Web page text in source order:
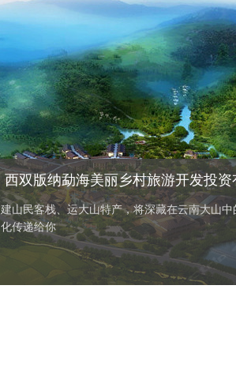
西双版纳勐海美丽乡村旅游开发投资
建山民客栈、运大山特产，将深藏在云南大山中
化传递给你